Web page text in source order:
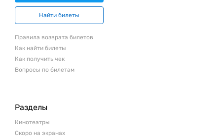
Найти билеты
Правила возврата билетов
Как найти билеты
Как получить чек
Вопросы по билетам
Разделы
Кинотеатры
Скоро на экранах